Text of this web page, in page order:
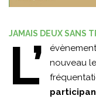
JAMAIS DEUX SANS
L’
nouveau